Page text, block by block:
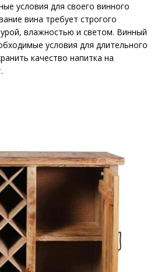
условия для своего винного
вина требует строгого
влажностью и светом. Винный
условия для длительного
качество напитка на